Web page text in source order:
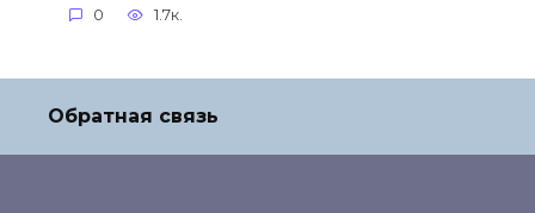
0 1.7к.
Обратная связь